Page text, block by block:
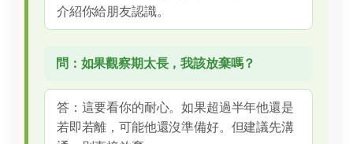
介紹你給朋友認識。
問：如果觀察期太長，我該放棄嗎？
答：這要看你的耐心。如果超過半年他還是
若即若離，可能他還沒準備好。但建議先溝